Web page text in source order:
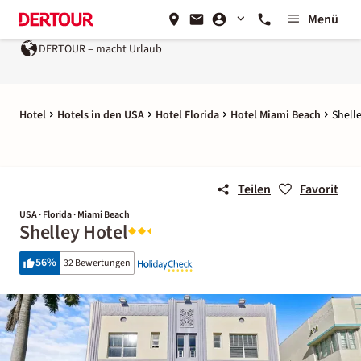
Menü
DERTOUR – macht Urlaub
Hotel Hotels in den USA Hotel Florida Hotel Miami Beach
Teilen Favorit
USA · Florida · Miami Beach
Shelley Hotel
56% 32 Bewertungen